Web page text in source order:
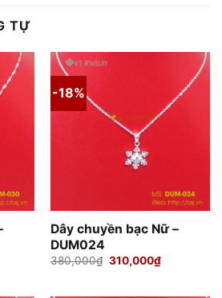
TỰ
-18%
Dây chuyền bạc Nữ –
DUM024
380,000₫ Giá
310,000₫Giá
hiện